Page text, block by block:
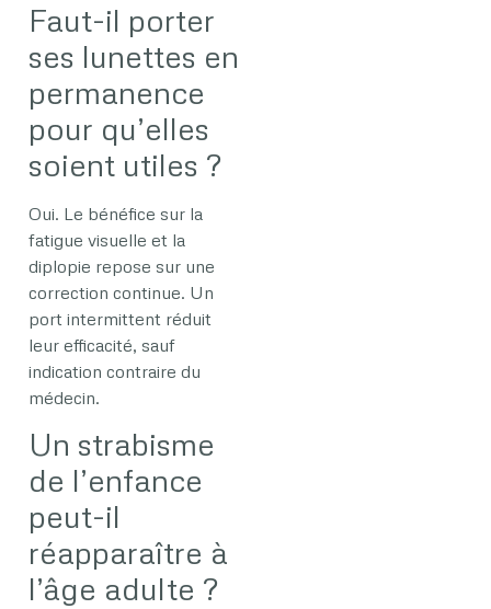
Faut-il porter
ses lunettes en
permanence
pour qu’elles
soient utiles ?
Oui. Le bénéfice sur la
fatigue visuelle et la
diplopie repose sur une
correction continue. Un
port intermittent réduit
leur efficacité, sauf
indication contraire du
médecin.
Un strabisme
de l’enfance
peut-il
réapparaître à
l’âge adulte ?